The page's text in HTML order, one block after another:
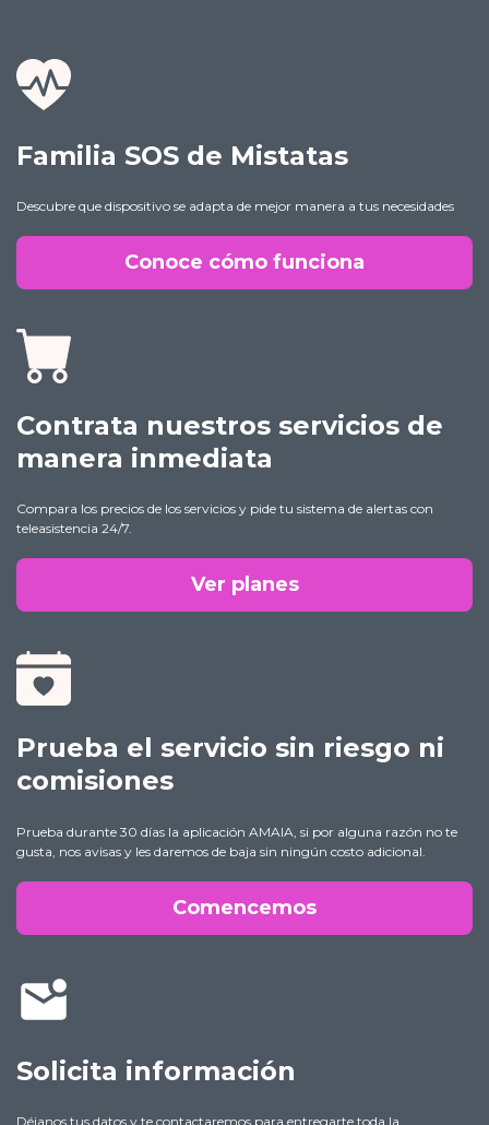
Familia SOS de Mistatas
Descubre que dispositivo se adapta de mejor manera a tus necesidades
Conoce cómo funciona
Contrata nuestros servicios de
manera inmediata
Compara los precios de los servicios y pide tu sistema de alertas con
teleasistencia 24/7.
Ver planes
Prueba el servicio sin riesgo ni
comisiones
Prueba durante 30 días la aplicación AMAIA, si por alguna razón no te
gusta, nos avisas y les daremos de baja sin ningún costo adicional.
Comencemos
Solicita información
Déjanos tus datos y te contactaremos para entregarte toda la